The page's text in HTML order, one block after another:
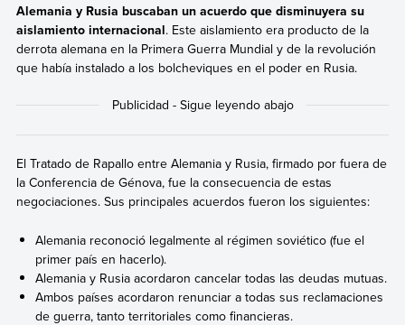
Alemania y Rusia buscaban un acuerdo que disminuyera su
aislamiento internacional. Este aislamiento era producto de la
derrota alemana en la Primera Guerra Mundial y de la revolución
que había instalado a los bolcheviques en el poder en Rusia.
El Tratado de Rapallo entre Alemania y Rusia, firmado por fuera de
la Conferencia de Génova, fue la consecuencia de estas
negociaciones. Sus principales acuerdos fueron los siguientes:
Alemania reconoció legalmente al régimen soviético (fue el
primer país en hacerlo).
Alemania y Rusia acordaron cancelar todas las deudas mutuas.
Ambos países acordaron renunciar a todas sus reclamaciones
de guerra, tanto territoriales como financieras.